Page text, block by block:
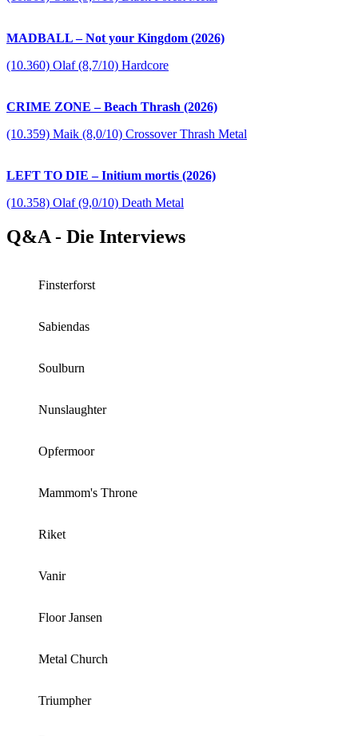
MADBALL – Not your Kingdom (2026)
(10.360) Olaf (8,7/10) Hardcore
CRIME ZONE – Beach Thrash (2026)
(10.359) Maik (8,0/10) Crossover Thrash Metal
LEFT TO DIE – Initium mortis (2026)
(10.358) Olaf (9,0/10) Death Metal
Q&A - Die Interviews
Finsterforst
Sabiendas
Soulburn
Nunslaughter
Opfermoor
Mammom's Throne
Riket
Vanir
Floor Jansen
Metal Church
Triumpher